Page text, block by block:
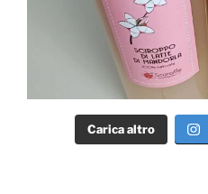
Carica altro